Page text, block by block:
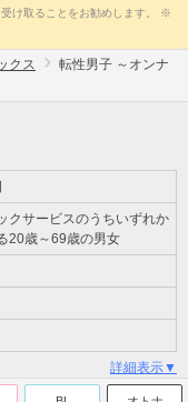
け取ることをお勧めします。 ※
クス
転性男子 ～オンナ
クサービスのうちいずれか
20歳～69歳の男女
詳細表示▼